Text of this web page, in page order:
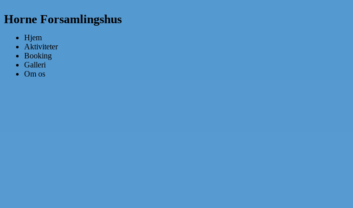
Horne Forsamlingshus
Hjem
Aktiviteter
Booking
Galleri
Om os